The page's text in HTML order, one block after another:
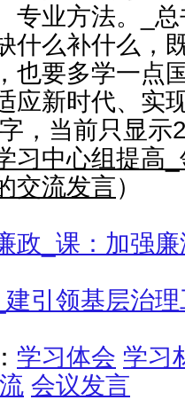
专业方法。_
什么补什么，
也要多学一点
应新时代、
，当前只显示
习中心组提高
交流发言）
政_课：加强
_建引领基层治
学习体会 学习
会议发言